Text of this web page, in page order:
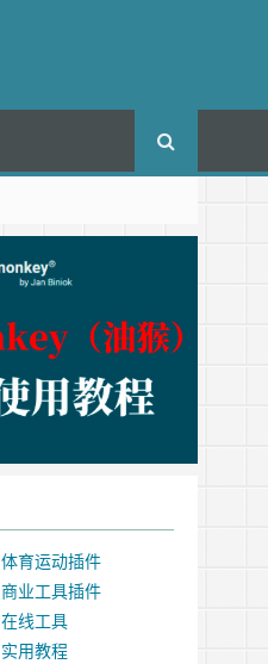
体育运动插件
商业工具插件
在线工具
实用教程